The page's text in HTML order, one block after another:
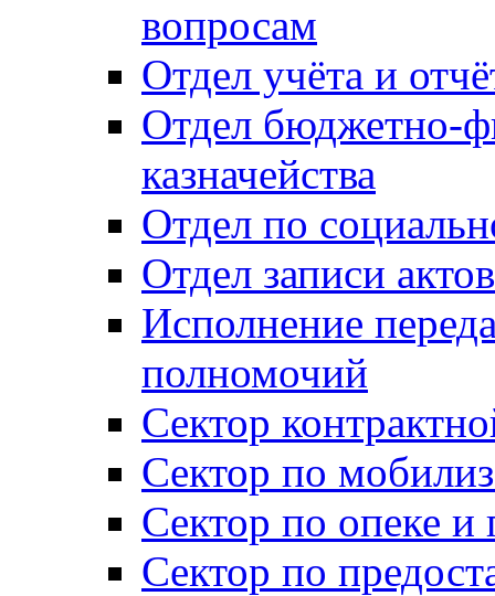
вопросам
Отдел учёта и
Отдел бюджетно-
казначейства
Отдел по
Отдел записи
Исполнение
полномочий
Сектор
Сектор по
Сектор по опеке и
Сектор по